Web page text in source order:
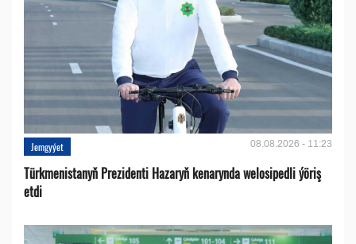
Jemgyýet 08.08.2026 - 11:23
Türkmenistanyň Prezidenti Hazaryň kenarynda welosipedli ýöriş
etdi